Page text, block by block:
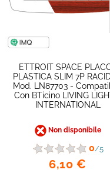
ETTROIT SPACE
PLASTICA SLIM 7P
Mod. LN87703 -
Con BTicino LIVING
INTERNATIONAL
Non disponibile
0/5
6,10 €